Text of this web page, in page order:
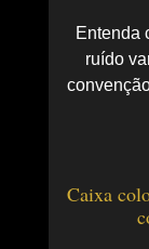
Entenda
ruído
Caixa